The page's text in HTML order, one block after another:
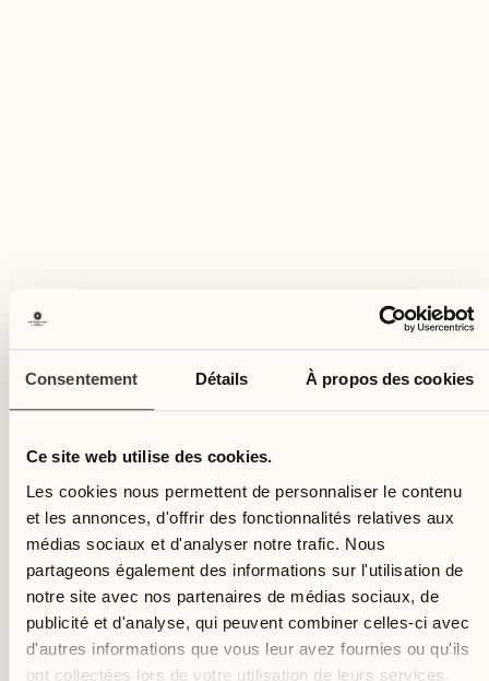
Consentement Détails À propos des cookies
Ce site web utilise des cookies.
Les cookies nous permettent de personnaliser le contenu
et les annonces, d'offrir des fonctionnalités relatives aux
médias sociaux et d'analyser notre trafic. Nous
partageons également des informations sur l'utilisation de
notre site avec nos partenaires de médias sociaux, de
publicité et d'analyse, qui peuvent combiner celles-ci avec
d'autres informations que vous leur avez fournies ou qu'ils
ont collectées lors de votre utilisation de leurs services.